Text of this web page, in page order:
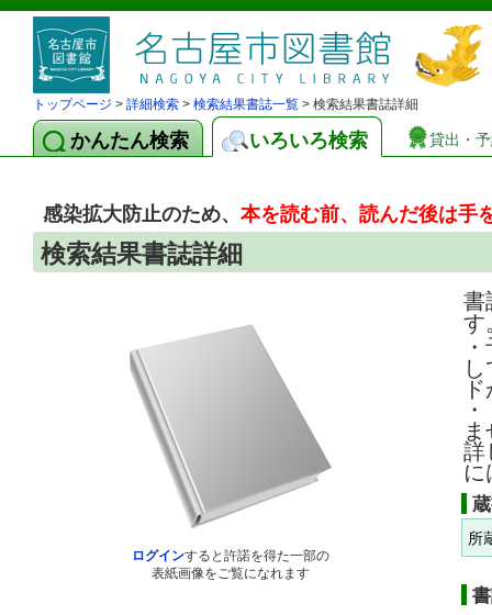
トップページ > 詳細検索 > 検索結果書誌一覧 > 検索結果書誌詳細
かんたん検索 いろいろ検索 貸出・
感染拡大防止のため、本を読む前、読んだ後は手
検索結果書誌詳細
ログインすると許諾を得た一部の
表紙画像をご覧になれます
書
す
詳
に
所